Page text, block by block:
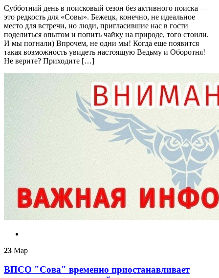
Субботний день в поисковый сезон без активного поиска —
это редкость для «Совы». Бежецк, конечно, не идеальное
место для встречи, но люди, пригласившие нас в гости
поделиться опытом и попить чайку на природе, того стоили.
И мы погнали) Впрочем, не одни мы! Когда еще появится
такая возможность увидеть настоящую Ведьму и Оборотня!
Не верите? Приходите […]
23 Мар
ВПСО "Сова" временно приостанавливает